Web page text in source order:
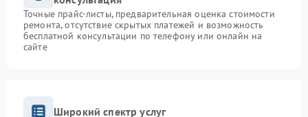
Точные прайс-листы, предварительная оценка стоимости
ремонта, отсутствие скрытых платежей и возможность
бесплатной консультации по телефону или онлайн на
сайте
Широкий спектр услуг